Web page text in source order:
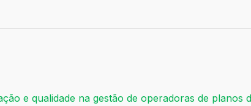
e qualidade na gestão de operadoras de planos